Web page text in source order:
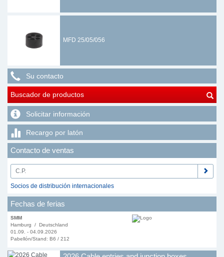
MFD 25/05/056
Su contacto
Buscador de productos
Solicitar información
Recargo por latón
Contacto de ventas
Socios de distribución internacionales
Fechas de ferias
SMM
Hamburg / Deutschland
01.09. - 04.09.2026
Pabellón/Stand: B6 / 212